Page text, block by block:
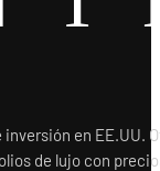
en EE.UU.
de lujo con